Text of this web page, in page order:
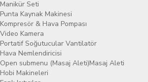
Manikür Seti
Punta Kaynak Makinesi
Kompresör & Hava Pompası
Video Kamera
Portatif Soğutucular Vantilatör
Hava Nemlendiricisi
Open submenu (Masaj Aleti)Masaj Aleti
Hobi Makineleri